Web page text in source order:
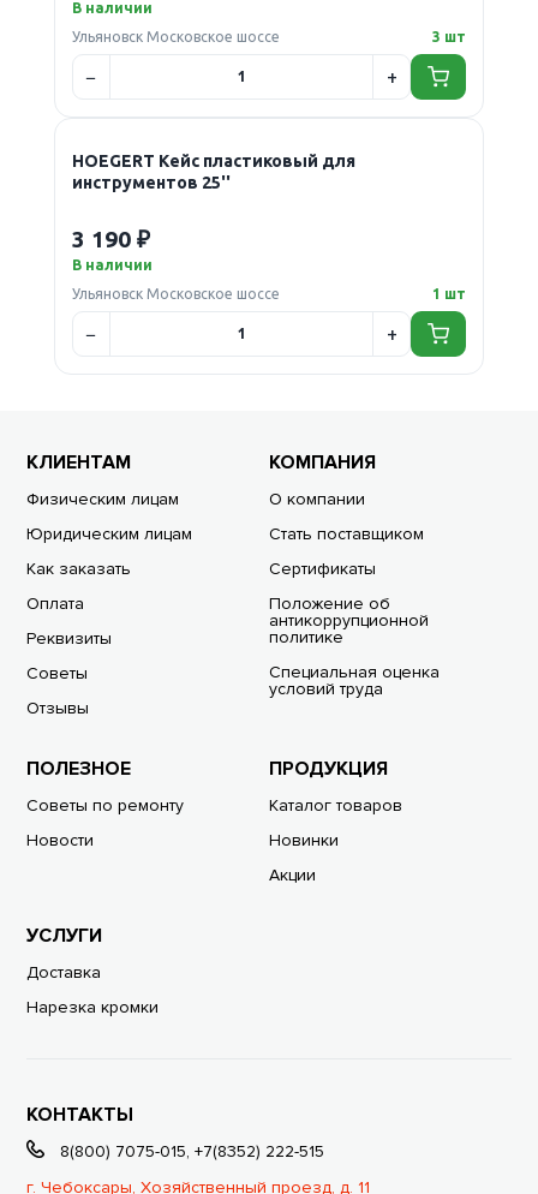
В наличии
Ульяновск Московское шоссе
3 шт
HOEGERT Кейс пластиковый для
инструментов 25''
3 190 ₽
В наличии
Ульяновск Московское шоссе
1 шт
КЛИЕНТАМ
Физическим лицам
Юридическим лицам
Как заказать
Оплата
Реквизиты
Советы
Отзывы
КОМПАНИЯ
О компании
Стать поставщиком
Сертификаты
Положение об
антикоррупционной
политике
Специальная оценка
условий труда
ПОЛЕЗНОЕ
Советы по ремонту
Новости
ПРОДУКЦИЯ
Каталог товаров
Новинки
Акции
УСЛУГИ
Доставка
Нарезка кромки
КОНТАКТЫ
8(800) 7075-015,+7(8352) 222-515
г. Чебоксары, Хозяйственный проезд, д. 11